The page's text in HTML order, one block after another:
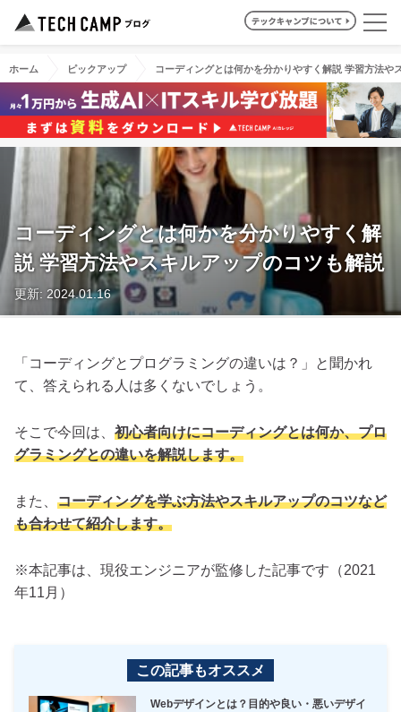
ホーム ピックアップ コーディングとは何かを分かりやすく解説 学習方法や
コーディングとは何かを分かりやすく解
説 学習方法やスキルアップのコツも解説
更新: 2024.01.16
「コーディングとプログラミングの違いは？」と聞かれ
て、答えられる人は多くないでしょう。
そこで今回は、 初心者向けにコーディングとは何か、プロ
グラミングとの違いを解説します。
また、 コーディングを学ぶ方法やスキルアップのコツなど
も合わせて紹介します。
※本記事は、現役エンジニアが監修した記事です（2021
年11月）
この記事もオススメ
Webデザインとは？目的や良い・悪いデザイ